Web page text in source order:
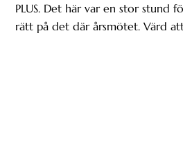
PLUS. Det här var en stor stund
rätt på det där årsmötet. Värd